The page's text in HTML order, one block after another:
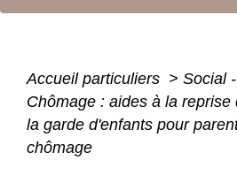
Accueil particuliers > Social
Chômage : aides à la reprise
la garde d'enfants pour
chômage